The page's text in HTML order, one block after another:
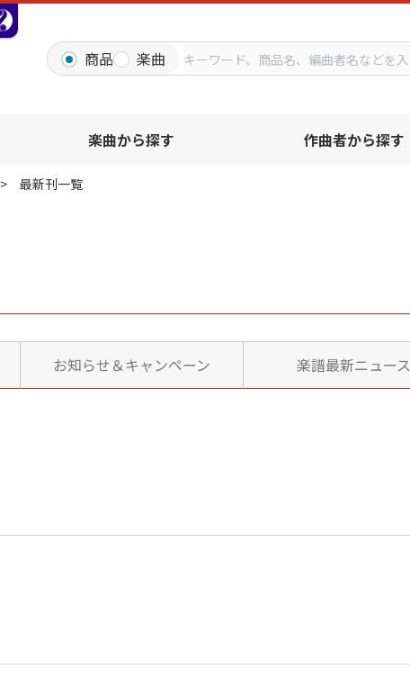
商品 楽曲
楽曲から探す 作曲者から探す
最新刊一覧
お知らせ＆キャンペーン 楽譜最新ニュース